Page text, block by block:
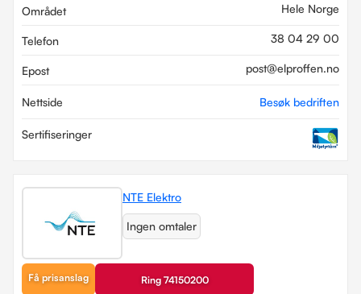
Området Hele Norge
Telefon 38 04 29 00
Epost post@elproffen.no
Nettside Besøk bedriften
Sertifiseringer
NTE Elektro
Ingen omtaler
Få prisanslag Ring 74150200